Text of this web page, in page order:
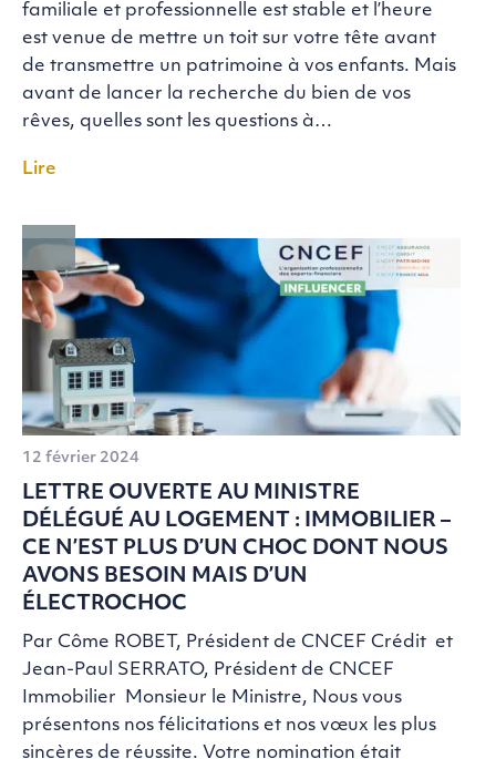
familiale et professionnelle est stable et l’heure
est venue de mettre un toit sur votre tête avant
de transmettre un patrimoine à vos enfants. Mais
avant de lancer la recherche du bien de vos
rêves, quelles sont les questions à…
Lire
12 février 2024
LETTRE OUVERTE AU MINISTRE
DÉLÉGUÉ AU LOGEMENT : IMMOBILIER –
CE N’EST PLUS D’UN CHOC DONT NOUS
AVONS BESOIN MAIS D’UN
ÉLECTROCHOC
Par Côme ROBET, Président de CNCEF Crédit et
Jean-Paul SERRATO, Président de CNCEF
Immobilier Monsieur le Ministre, Nous vous
présentons nos félicitations et nos vœux les plus
sincères de réussite. Votre nomination était